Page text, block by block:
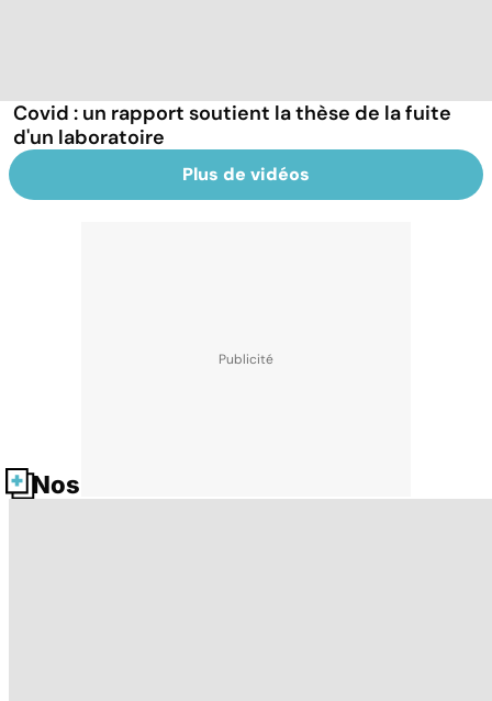
Covid : un rapport soutient la thèse de la fuite
d'un laboratoire
Plus de vidéos
Nos fiches santé